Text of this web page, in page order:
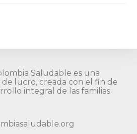
Saludable es una
lucro, creada con el fin de
integral de las familias